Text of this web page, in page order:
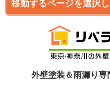
外壁塗装＆雨漏り専